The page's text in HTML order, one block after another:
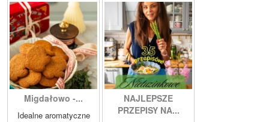
Migdałowo -...
Idealne aromatyczne
NAJLEPSZE
PRZEPISY NA...